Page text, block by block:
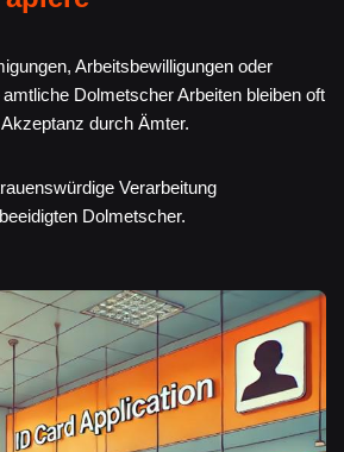
Arbeitsbewilligungen oder
Dolmetscher Arbeiten bleiben oft
durch Ämter.
Verarbeitung
Dolmetscher.